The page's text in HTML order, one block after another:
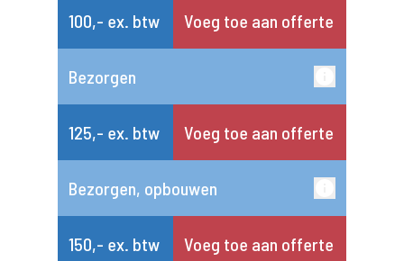
100,- ex. btw Voeg toe aan offerte
Bezorgen
125,- ex. btw Voeg toe aan offerte
Bezorgen, opbouwen
150,- ex. btw Voeg toe aan offerte